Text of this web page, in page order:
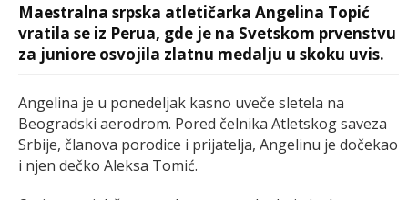
Maestralna srpska atletičarka Angelina Topić
vratila se iz Perua, gde je na Svetskom prvenstvu
za juniore osvojila zlatnu medalju u skoku uvis.
Angelina je u ponedeljak kasno uveče sletela na
Beogradski aerodrom. Pored čelnika Atletskog saveza
Srbije, članova porodice i prijatelja, Angelinu je dočekao
i njen dečko Aleksa Tomić.